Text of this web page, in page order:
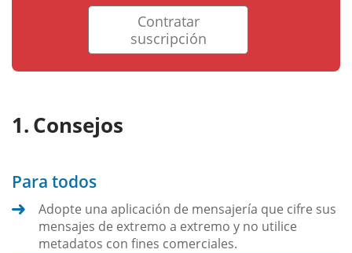
Contratar
suscripción
Consejos
Para todos
Adopte una aplicación de mensajería que cifre sus
mensajes de extremo a extremo y no utilice
metadatos con fines comerciales.